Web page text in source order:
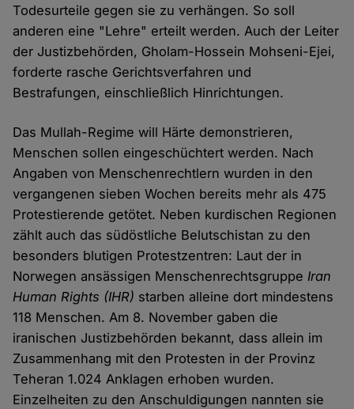
Todesurteile gegen sie zu verhängen. So soll
anderen eine "Lehre" erteilt werden. Auch der Leiter
der Justizbehörden, Gholam-Hossein Mohseni-Ejei,
forderte rasche Gerichtsverfahren und
Bestrafungen, einschließlich Hinrichtungen.
Das Mullah-Regime will Härte demonstrieren,
Menschen sollen eingeschüchtert werden. Nach
Angaben von Menschenrechtlern wurden in den
vergangenen sieben Wochen bereits mehr als 475
Protestierende getötet. Neben kurdischen Regionen
zählt auch das südöstliche Belutschistan zu den
besonders blutigen Protestzentren: Laut der in
Norwegen ansässigen MenschenrechtsgruppeIran
Human Rights (IHR) starben alleine dort mindestens
118 Menschen. Am 8. November gaben die
iranischen Justizbehörden bekannt, dass allein im
Zusammenhang mit den Protesten in der Provinz
Teheran 1.024 Anklagen erhoben wurden.
Einzelheiten zu den Anschuldigungen nannten sie